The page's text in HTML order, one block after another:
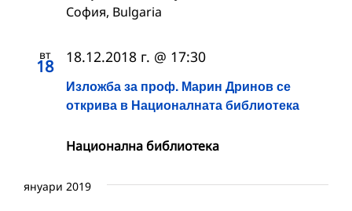
София, Bulgaria
вт
18
Изложба за проф. Марин Дринов се
открива в Националната библиотека
18.12.2018 г. @ 17:30
Национална библиотека
януари 2019